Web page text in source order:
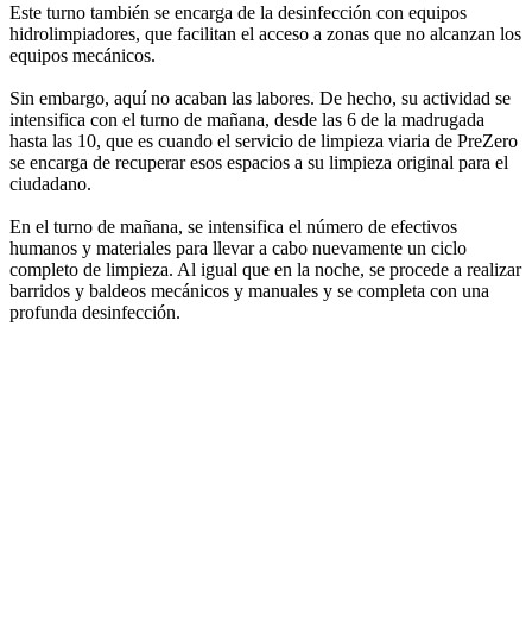
Este turno también se encarga de la desinfección con equipos
hidrolimpiadores, que facilitan el acceso a zonas que no alcanzan los
equipos mecánicos.
Sin embargo, aquí no acaban las labores. De hecho, su actividad se
intensifica con el turno de mañana, desde las 6 de la madrugada
hasta las 10, que es cuando el servicio de limpieza viaria de PreZero
se encarga de recuperar esos espacios a su limpieza original para el
ciudadano.
En el turno de mañana, se intensifica el número de efectivos
humanos y materiales para llevar a cabo nuevamente un ciclo
completo de limpieza. Al igual que en la noche, se procede a realizar
barridos y baldeos mecánicos y manuales y se completa con una
profunda desinfección.